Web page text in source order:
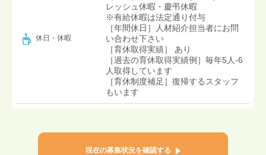
休日・休暇
レッシュ休暇・慶弔休暇
※有給休暇は法定通り付与
［年間休日］人材紹介担当者にお問
い合わせ下さい
［育休取得実績］ あり
［過去の育休取得実績例］毎年5人-6
人取得しています
［育休制度補足］復帰するスタッフ
もいます
現在の募集状況を確認する